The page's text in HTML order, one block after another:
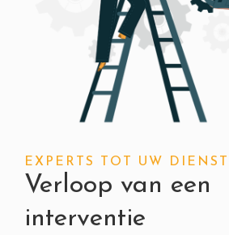
EXPERTS TOT UW DIENST
Verloop van een
interventie